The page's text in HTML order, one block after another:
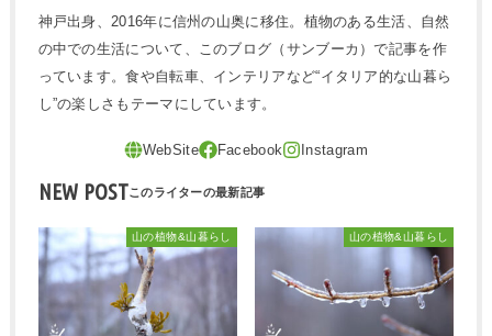
神戸出身、2016年に信州の山奥に移住。植物のある生活、自然
の中での生活について、このブログ（サンブーカ）で記事を作
っています。食や自転車、インテリアなど“イタリア的な山暮ら
し”の楽しさもテーマにしています。
NEW POST
山の植物&山暮らし 山の植物&山暮らし